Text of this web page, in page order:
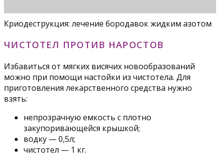
Криодеструкция: лечение бородавок жидким азотом
ЧИСТОТЕЛ ПРОТИВ НАРОСТОВ
Избавиться от мягких висячих новообразований
можно при помощи настойки из чистотела. Для
приготовления лекарственного средства нужно
взять:
непрозрачную емкость с плотно
закупоривающейся крышкой;
водку — 0,5л;
чистотел — 1 кг.